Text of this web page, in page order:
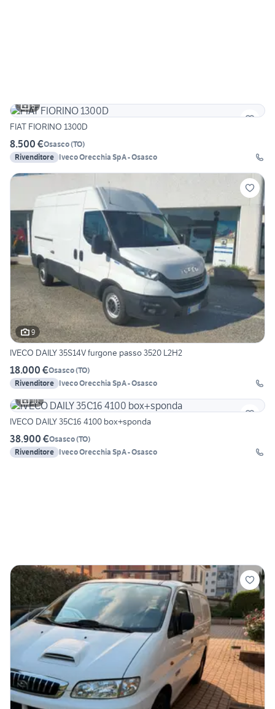
5
FIAT FIORINO 1300D
8.500 €Osasco(TO)
Rivenditore Iveco Orecchia SpA - Osasco
9
IVECO DAILY 35S14V furgone passo 3520 L2H2
18.000 €Osasco(TO)
Rivenditore Iveco Orecchia SpA - Osasco
10
IVECO DAILY 35C16 4100 box+sponda
38.900 €Osasco(TO)
Rivenditore Iveco Orecchia SpA - Osasco